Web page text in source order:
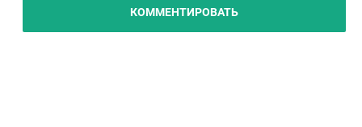
КОММЕНТИРОВАТЬ